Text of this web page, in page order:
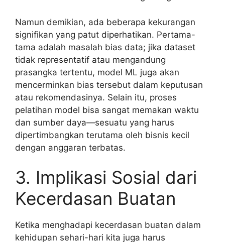
Namun demikian, ada beberapa kekurangan
signifikan yang patut diperhatikan. Pertama-
tama adalah masalah bias data; jika dataset
tidak representatif atau mengandung
prasangka tertentu, model ML juga akan
mencerminkan bias tersebut dalam keputusan
atau rekomendasinya. Selain itu, proses
pelatihan model bisa sangat memakan waktu
dan sumber daya—sesuatu yang harus
dipertimbangkan terutama oleh bisnis kecil
dengan anggaran terbatas.
3. Implikasi Sosial dari
Kecerdasan Buatan
Ketika menghadapi kecerdasan buatan dalam
kehidupan sehari-hari kita juga harus